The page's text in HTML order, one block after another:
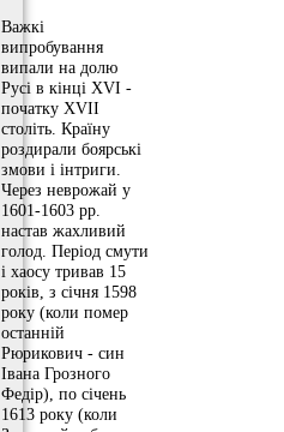
Важкі
випробування
випали на долю
Русі в кінці XVI -
початку XVII
століть. Країну
роздирали боярські
змови і інтриги.
Через неврожай у
1601-1603 рр.
настав жахливий
голод. Період смути
і хаосу тривав 15
років, з січня 1598
року (коли помер
останній
Рюрикович - син
Івана Грозного
Федір), по січень
1613 року (коли